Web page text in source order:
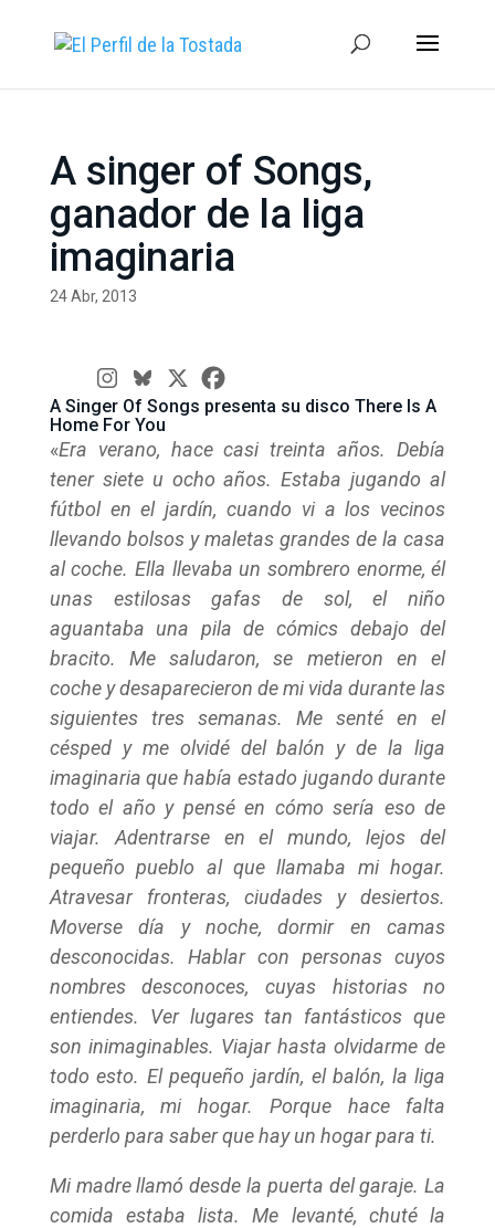
A singer of Songs,
ganador de la liga
imaginaria
24 Abr, 2013
A Singer Of Songs presenta su disco There Is A
Home For You
«Era verano, hace casi treinta años. Debía
tener siete u ocho años. Estaba jugando al
fútbol en el jardín, cuando vi a los vecinos
llevando bolsos y maletas grandes de la casa
al coche. Ella llevaba un sombrero enorme, él
unas estilosas gafas de sol, el niño
aguantaba una pila de cómics debajo del
bracito. Me saludaron, se metieron en el
coche y desaparecieron de mi vida durante las
siguientes tres semanas. Me senté en el
césped y me olvidé del balón y de la liga
imaginaria que había estado jugando durante
todo el año y pensé en cómo sería eso de
viajar. Adentrarse en el mundo, lejos del
pequeño pueblo al que llamaba mi hogar.
Atravesar fronteras, ciudades y desiertos.
Moverse día y noche, dormir en camas
desconocidas. Hablar con personas cuyos
nombres desconoces, cuyas historias no
entiendes. Ver lugares tan fantásticos que
son inimaginables. Viajar hasta olvidarme de
todo esto. El pequeño jardín, el balón, la liga
imaginaria, mi hogar. Porque hace falta
perderlo para saber que hay un hogar para ti.
Mi madre llamó desde la puerta del garaje. La
comida estaba lista. Me levanté, chuté la